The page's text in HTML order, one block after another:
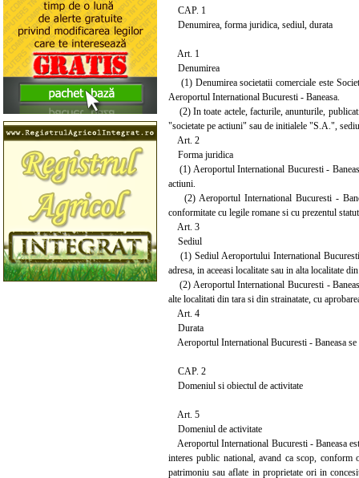
CAP. 1
Denumirea, forma juridica, sediul, durata
Art. 1
Denumirea
(1) Denumirea societatii comerciale este
Aeroportul International Bucuresti - Baneasa.
(2) In toate actele, facturile, anunturile,
"societate pe actiuni" sau de initialele "S.A.",
Art. 2
Forma juridica
(1) Aeroportul International Bucuresti -
actiuni.
(2) Aeroportul International Bucuresti -
conformitate cu legile romane si cu prezentul
Art. 3
Sediul
(1) Sediul Aeroportului International
adresa, in aceeasi localitate sau in alta localitate
(2) Aeroportul International Bucuresti -
alte localitati din tara si din strainatate, cu
Art. 4
Durata
Aeroportul International Bucuresti - Baneasa
CAP. 2
Domeniul si obiectul de activitate
Art. 5
Domeniul de activitate
Aeroportul International Bucuresti - Baneasa
interes public national, avand ca scop, conform
patrimoniu sau aflate in proprietate ori in